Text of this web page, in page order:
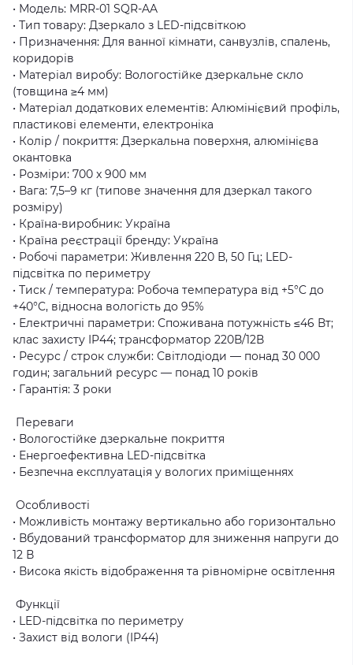
• Модель: MRR-01 SQR-AA
• Тип товару: Дзеркало з LED-підсвіткою
• Призначення: Для ванної кімнати, санвузлів, спалень,
коридорів
• Матеріал виробу: Вологостійке дзеркальне скло
(товщина ≥4 мм)
• Матеріал додаткових елементів: Алюмінієвий профіль,
пластикові елементи, електроніка
• Колір / покриття: Дзеркальна поверхня, алюмінієва
окантовка
• Розміри: 700 x 900 мм
• Вага: 7,5–9 кг (типове значення для дзеркал такого
розміру)
• Країна-виробник: Україна
• Країна реєстрації бренду: Україна
• Робочі параметри: Живлення 220 В, 50 Гц; LED-
підсвітка по периметру
• Тиск / температура: Робоча температура від +5°C до
+40°C, відносна вологість до 95%
• Електричні параметри: Споживана потужність ≤46 Вт;
клас захисту IP44; трансформатор 220В/12В
• Ресурс / строк служби: Світлодіоди — понад 30 000
годин; загальний ресурс — понад 10 років
• Гарантія: 3 роки
Переваги
• Вологостійке дзеркальне покриття
• Енергоефективна LED-підсвітка
• Безпечна експлуатація у вологих приміщеннях
Особливості
• Можливість монтажу вертикально або горизонтально
• Вбудований трансформатор для зниження напруги до
12 В
• Висока якість відображення та рівномірне освітлення
Функції
• LED-підсвітка по периметру
• Захист від вологи (IP44)